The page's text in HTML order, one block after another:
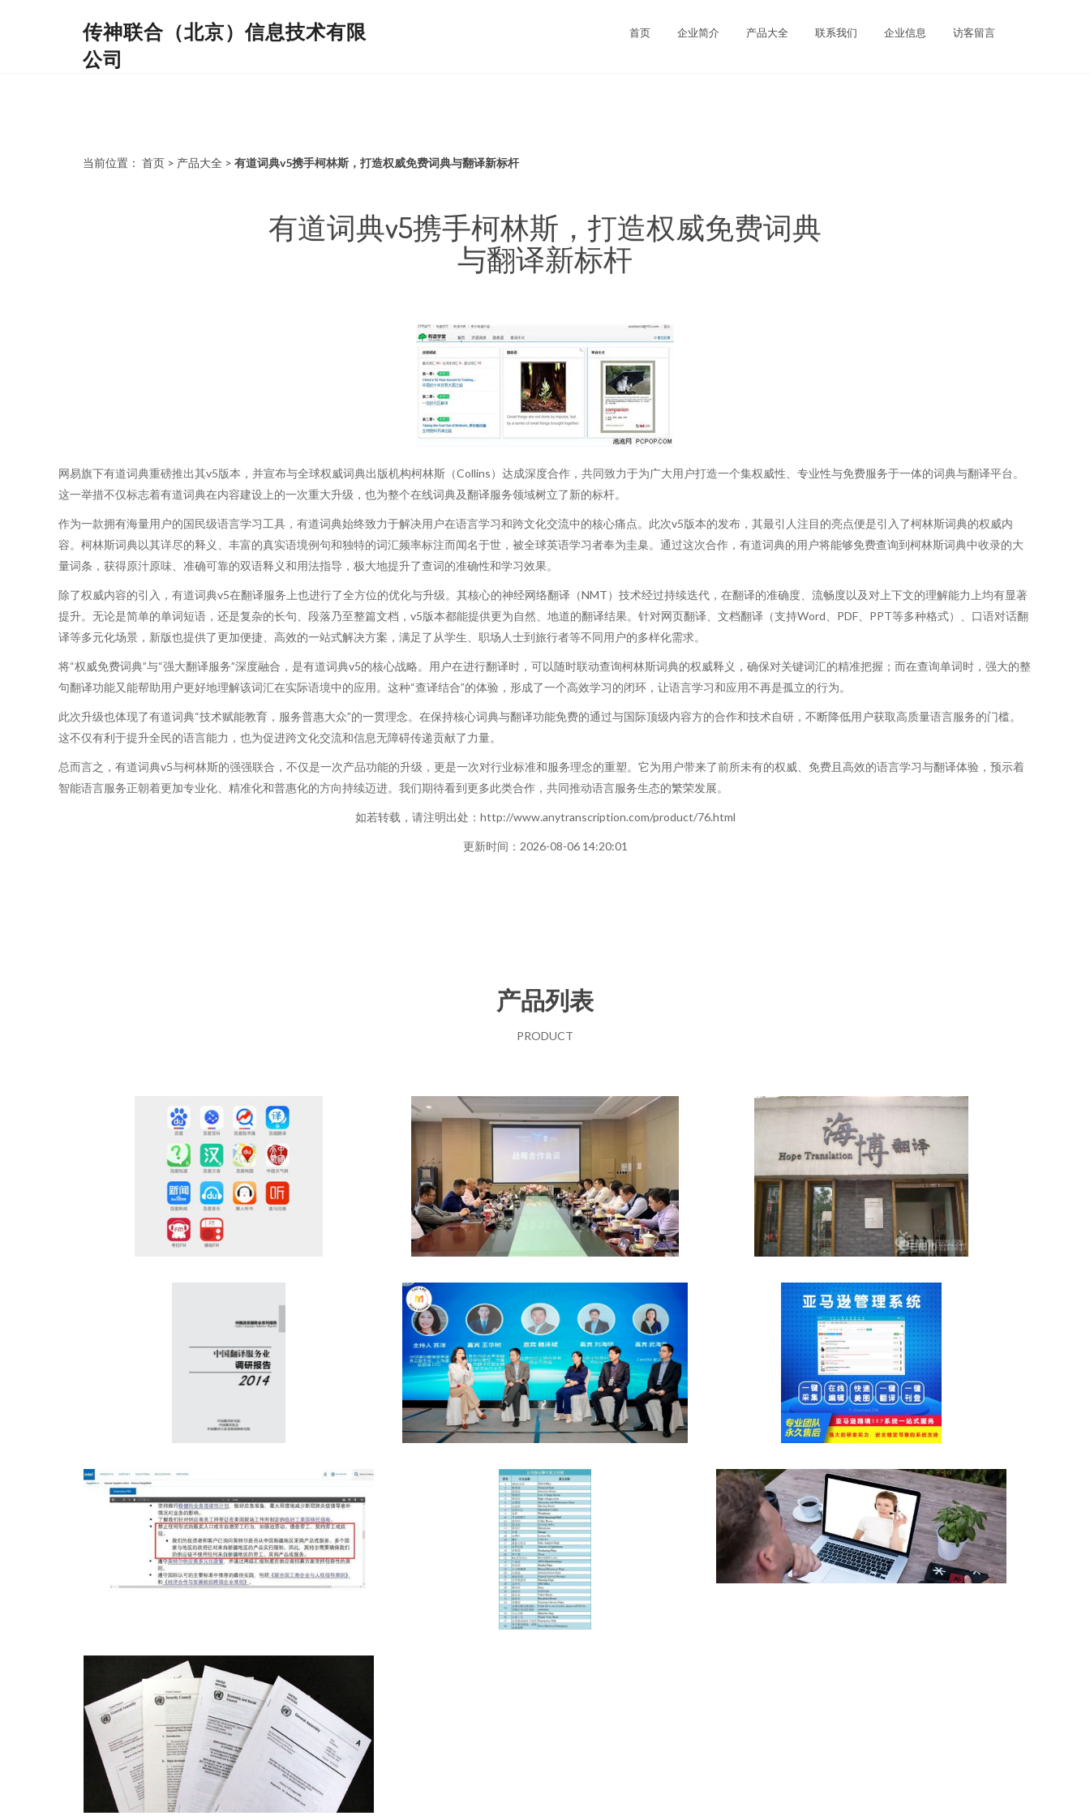
传神联合（北京）信息技术有限
公司
首页 企业简介 产品大全 联系我们 企业信息 访客留言
当前位置： 首页 > 产品大全 > 有道词典v5携手柯林斯，打造权威免费词典与翻译新标杆
有道词典v5携手柯林斯，打造权威免费词典
与翻译新标杆
网易旗下有道词典重磅推出其v5版本，并宣布与全球权威词典出版机构柯林斯（Collins）达成深度合作，共同致力于为广大用户打造一个集权威性、专业性与免费服务于一体的词典与翻译平台。
这一举措不仅标志着有道词典在内容建设上的一次重大升级，也为整个在线词典及翻译服务领域树立了新的标杆。
作为一款拥有海量用户的国民级语言学习工具，有道词典始终致力于解决用户在语言学习和跨文化交流中的核心痛点。此次v5版本的发布，其最引人注目的亮点便是引入了柯林斯词典的权威内
容。柯林斯词典以其详尽的释义、丰富的真实语境例句和独特的词汇频率标注而闻名于世，被全球英语学习者奉为圭臬。通过这次合作，有道词典的用户将能够免费查询到柯林斯词典中收录的大
量词条，获得原汁原味、准确可靠的双语释义和用法指导，极大地提升了查词的准确性和学习效果。
除了权威内容的引入，有道词典v5在翻译服务上也进行了全方位的优化与升级。其核心的神经网络翻译（NMT）技术经过持续迭代，在翻译的准确度、流畅度以及对上下文的理解能力上均有显著
提升。无论是简单的单词短语，还是复杂的长句、段落乃至整篇文档，v5版本都能提供更为自然、地道的翻译结果。针对网页翻译、文档翻译（支持Word、PDF、PPT等多种格式）、口语对话翻
译等多元化场景，新版也提供了更加便捷、高效的一站式解决方案，满足了从学生、职场人士到旅行者等不同用户的多样化需求。
将“权威免费词典”与“强大翻译服务”深度融合，是有道词典v5的核心战略。用户在进行翻译时，可以随时联动查询柯林斯词典的权威释义，确保对关键词汇的精准把握；而在查询单词时，强大的整
句翻译功能又能帮助用户更好地理解该词汇在实际语境中的应用。这种“查译结合”的体验，形成了一个高效学习的闭环，让语言学习和应用不再是孤立的行为。
此次升级也体现了有道词典“技术赋能教育，服务普惠大众”的一贯理念。在保持核心词典与翻译功能免费的通过与国际顶级内容方的合作和技术自研，不断降低用户获取高质量语言服务的门槛。
这不仅有利于提升全民的语言能力，也为促进跨文化交流和信息无障碍传递贡献了力量。
总而言之，有道词典v5与柯林斯的强强联合，不仅是一次产品功能的升级，更是一次对行业标准和服务理念的重塑。它为用户带来了前所未有的权威、免费且高效的语言学习与翻译体验，预示着
智能语言服务正朝着更加专业化、精准化和普惠化的方向持续迈进。我们期待看到更多此类合作，共同推动语言服务生态的繁荣发展。
如若转载，请注明出处：http://www.anytranscription.com/product/76.html
更新时间：2026-08-06 14:20:01
产品列表
PRODUCT